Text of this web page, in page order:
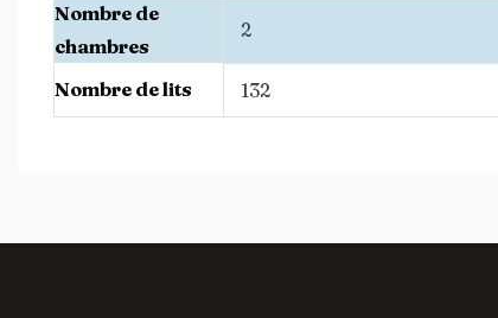
Nombre de
chambres
2
Nombre de lits 132